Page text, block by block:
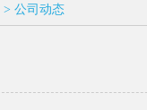
> 公司动态